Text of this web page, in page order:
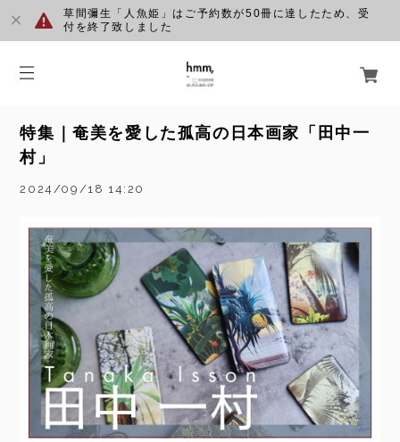
草間彌生「人魚姫」はご予約数が50冊に達したため、受
付を終了致しました
特集｜奄美を愛した孤高の日本画家「田中一
村」
2024/09/18 14:20